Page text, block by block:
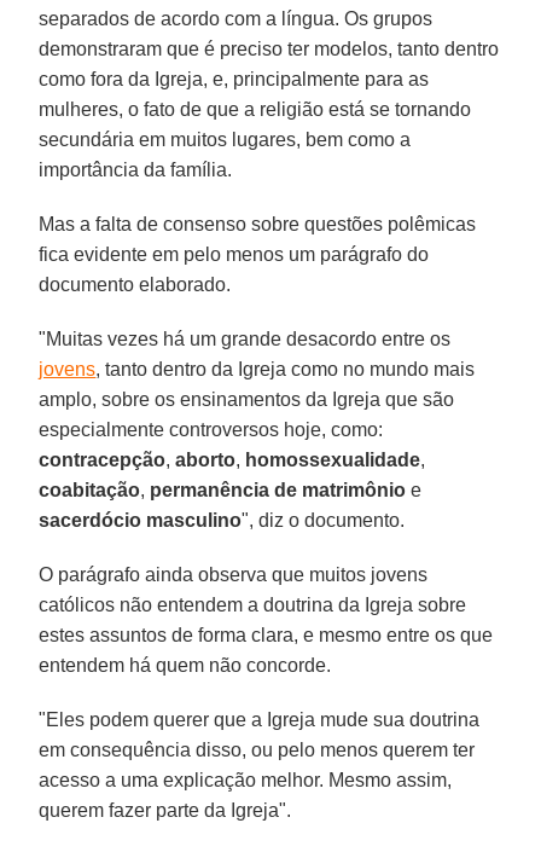
separados de acordo com a língua. Os grupos
demonstraram que é preciso ter modelos, tanto dentro
como fora da Igreja, e, principalmente para as
mulheres, o fato de que a religião está se tornando
secundária em muitos lugares, bem como a
importância da família.
Mas a falta de consenso sobre questões polêmicas
fica evidente em pelo menos um parágrafo do
documento elaborado.
"Muitas vezes há um grande desacordo entre os
jovens, tanto dentro da Igreja como no mundo mais
amplo, sobre os ensinamentos da Igreja que são
especialmente controversos hoje, como:
contracepção,aborto, homossexualidade,
coabitação, permanência de matrimônio e
sacerdócio masculino", diz o documento.
O parágrafo ainda observa que muitos jovens
católicos não entendem a doutrina da Igreja sobre
estes assuntos de forma clara, e mesmo entre os que
entendem há quem não concorde.
"Eles podem querer que a Igreja mude sua doutrina
em consequência disso, ou pelo menos querem ter
acesso a uma explicação melhor. Mesmo assim,
querem fazer parte da Igreja".